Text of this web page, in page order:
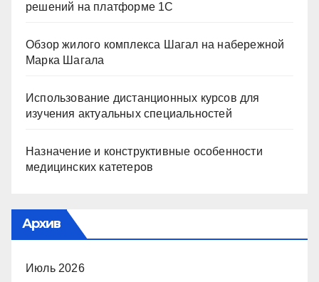
решений на платформе 1С
Обзор жилого комплекса Шагал на набережной
Марка Шагала
Использование дистанционных курсов для
изучения актуальных специальностей
Назначение и конструктивные особенности
медицинских катетеров
Архив
Июль 2026